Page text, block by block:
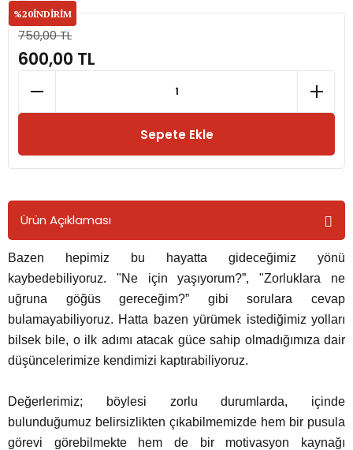
İncelemeler
ve Araştırma
Mirası
%20İNDİRİM
750,00 TL
600,00 TL
Sepete Ekle
Ürün Açıklaması
Bazen hepimiz bu hayatta gideceğimiz yönü
kaybedebiliyoruz. "Ne için yaşıyorum?”, "Zorluklara ne
uğruna göğüs gereceğim?” gibi sorulara cevap
bulamayabiliyoruz. Hatta bazen yürümek istediğimiz yolları
bilsek bile, o ilk adımı atacak güce sahip olmadığımıza dair
düşüncelerimize kendimizi kaptırabiliyoruz.
Değerlerimiz; böylesi zorlu durumlarda, içinde
bulunduğumuz belirsizlikten çıkabilmemizde hem bir pusula
görevi görebilmekte hem de bir motivasyon kaynağı